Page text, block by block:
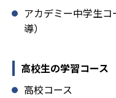
アカデミー中学生
導）
高校生の学習コース
高校コース